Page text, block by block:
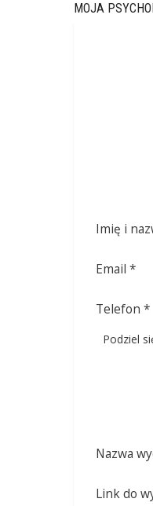
MOJA
Imię i
Email *
Telefon *
Podziel
Nazwa
Link do